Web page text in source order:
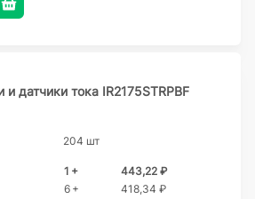
и датчики тока IR2175STRPBF
204 шт
1 +
443,22 ₽
6 +
418,34 ₽